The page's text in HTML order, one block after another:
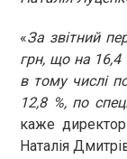
«За звітний
грн, що на 16,4
в тому числі
12,8 %, по
каже
Наталія